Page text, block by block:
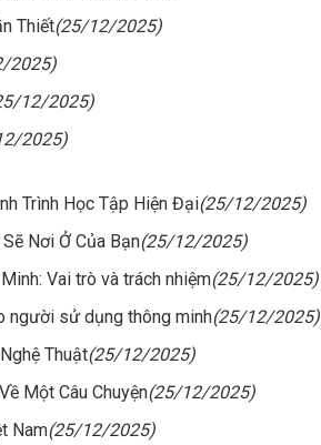
Thiết(25/12/2025)
2025)
12/2025)
2025)
Trình Học Tập Hiện Đại(25/12/2025)
Nơi Ở Của Bạn(25/12/2025)
Vai trò và trách nhiệm(25/12/2025)
người sử dụng thông minh(25/12/2025)
Thuật(25/12/2025)
Một Câu Chuyện(25/12/2025)
Nam(25/12/2025)